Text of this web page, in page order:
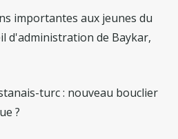
importantes aux jeunes du
d'administration de Baykar,
turc : nouveau bouclier
?